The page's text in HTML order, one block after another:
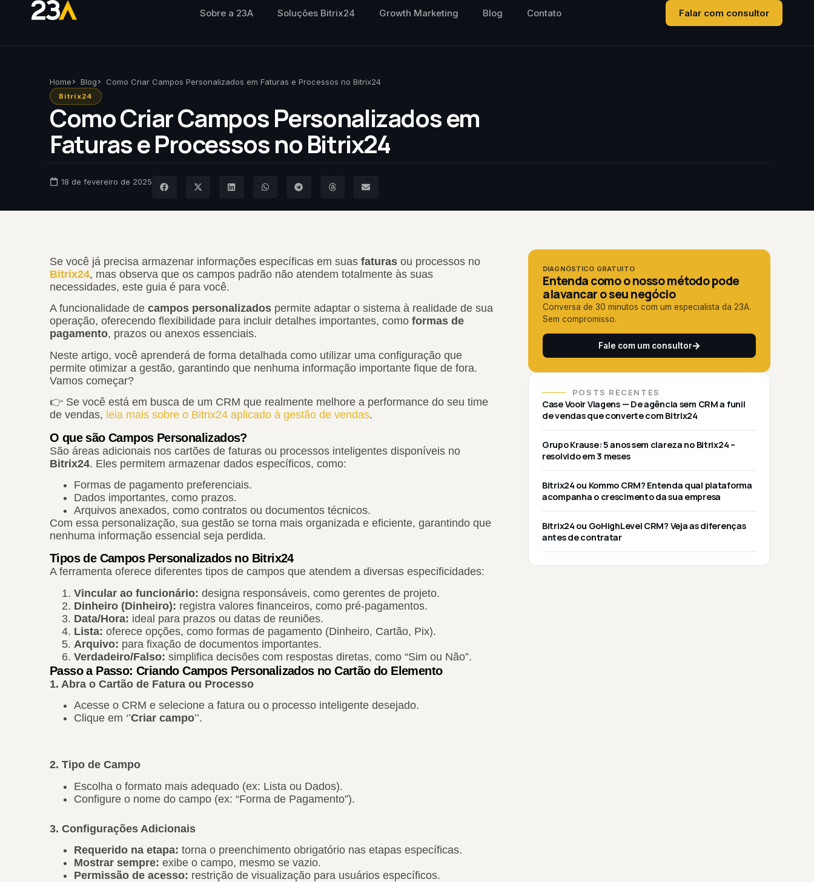
Sobre a 23A Soluções Bitrix24 Growth Marketing Blog Contato Falar com consultor
Home Blog Como Criar Campos Personalizados em Faturas e Processos no Bitrix24
Bitrix24
Como Criar Campos Personalizados em
Faturas e Processos no Bitrix24
18 de fevereiro de 2025
Se você já precisa armazenar informações específicas em suas faturas ou processos no
Bitrix24, mas observa que os campos padrão não atendem totalmente às suas
necessidades, este guia é para você.
A funcionalidade de campos personalizados permite adaptar o sistema à realidade de sua
operação, oferecendo flexibilidade para incluir detalhes importantes, como formas de
pagamento, prazos ou anexos essenciais.
Neste artigo, você aprenderá de forma detalhada como utilizar uma configuração que
permite otimizar a gestão, garantindo que nenhuma informação importante fique de fora.
Vamos começar?
👉 Se você está em busca de um CRM que realmente melhore a performance do seu time
de vendas, leia mais sobre o Bitrix24 aplicado à gestão de vendas.
O que são Campos Personalizados?
São áreas adicionais nos cartões de faturas ou processos inteligentes disponíveis no
Bitrix24. Eles permitem armazenar dados específicos, como:
Formas de pagamento preferenciais.
Dados importantes, como prazos.
Arquivos anexados, como contratos ou documentos técnicos.
Com essa personalização, sua gestão se torna mais organizada e eficiente, garantindo que
nenhuma informação essencial seja perdida.
Tipos de Campos Personalizados no Bitrix24
A ferramenta oferece diferentes tipos de campos que atendem a diversas especificidades:
Vincular ao funcionário: designa responsáveis, como gerentes de projeto.
Dinheiro (Dinheiro): registra valores financeiros, como pré-pagamentos.
Data/Hora: ideal para prazos ou datas de reuniões.
Lista: oferece opções, como formas de pagamento (Dinheiro, Cartão, Pix).
Arquivo: para fixação de documentos importantes.
Verdadeiro/Falso: simplifica decisões com respostas diretas, como “Sim ou Não”.
Passo a Passo: Criando Campos Personalizados no Cartão do Elemento
1. Abra o Cartão de Fatura ou Processo
Acesse o CRM e selecione a fatura ou o processo inteligente desejado.
Clique em ‘’Criar campo’’.
2. Tipo de Campo
Escolha o formato mais adequado (ex: Lista ou Dados).
Configure o nome do campo (ex: “Forma de Pagamento”).
3. Configurações Adicionais
Requerido na etapa: torna o preenchimento obrigatório nas etapas específicas.
Mostrar sempre: exibe o campo, mesmo se vazio.
Permissão de acesso: restrição de visualização para usuários específicos.
DIAGNÓSTICO GRATUITO
Entenda como o nosso método pode
alavancar o seu negócio
Conversa de 30 minutos com um especialista da 23A.
Sem compromisso.
Fale com um consultor
POSTS RECENTES
Case Vooir Viagens — De agência sem CRM a funil
de vendas que converte com Bitrix24
Grupo Krause: 5 anos sem clareza no Bitrix24 –
resolvido em 3 meses
Bitrix24 ou Kommo CRM? Entenda qual plataforma
acompanha o crescimento da sua empresa
Bitrix24 ou GoHighLevel CRM? Veja as diferenças
antes de contratar